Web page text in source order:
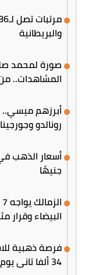
والبريطانية
صورة لمحمد
المشاهدات..
رونالدو وجورجينا
جنيهًا
البيضاء وقرار
34 ألفا تاني يوم